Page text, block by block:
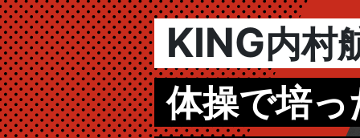
KING内村
体操で培っ